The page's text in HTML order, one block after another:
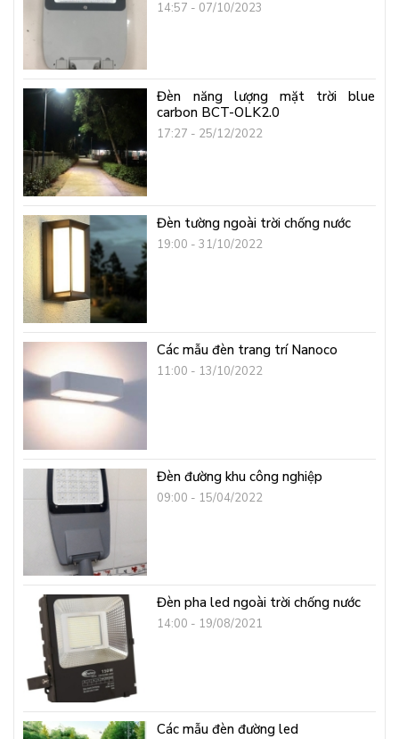
14:57 - 07/10/2023
Đèn năng lượng mặt trời blue
carbon BCT-OLK2.0
17:27 - 25/12/2022
Đèn tường ngoài trời chống nước
19:00 - 31/10/2022
Các mẫu đèn trang trí Nanoco
11:00 - 13/10/2022
Đèn đường khu công nghiệp
09:00 - 15/04/2022
Đèn pha led ngoài trời chống nước
14:00 - 19/08/2021
Các mẫu đèn đường led